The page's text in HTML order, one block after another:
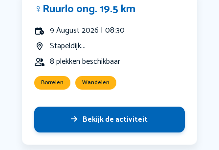
‍♀️Ruurlo ong. 19.5 km
9 August 2026 | 08:30
Stapeldijk...
8 plekken beschikbaar
Borrelen Wandelen
Bekijk de activiteit